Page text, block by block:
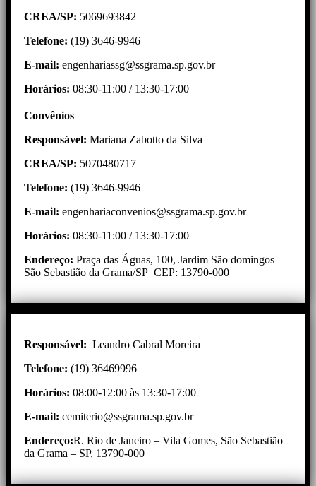
CREA/SP: 5069693842
Telefone: (19) 3646-9946
E-mail: engenhariassg@ssgrama.sp.gov.br
Horários: 08:30-11:00 / 13:30-17:00
Convênios
Responsável: Mariana Zabotto da Silva
CREA/SP: 5070480717
Telefone: (19) 3646-9946
E-mail: engenhariaconvenios@ssgrama.sp.gov.br
Horários: 08:30-11:00 / 13:30-17:00
Endereço: Praça das Águas, 100, Jardim São domingos –
São Sebastião da Grama/SP CEP: 13790-000
Responsável: Leandro Cabral Moreira
Telefone: (19) 36469996
Horários: 08:00-12:00 às 13:30-17:00
E-mail: cemiterio@ssgrama.sp.gov.br
Endereço:R. Rio de Janeiro – Vila Gomes, São Sebastião
da Grama – SP, 13790-000